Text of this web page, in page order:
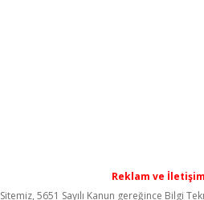
Reklam ve
Sitemiz, 5651 Sayılı Kanun gereğince Bilgi